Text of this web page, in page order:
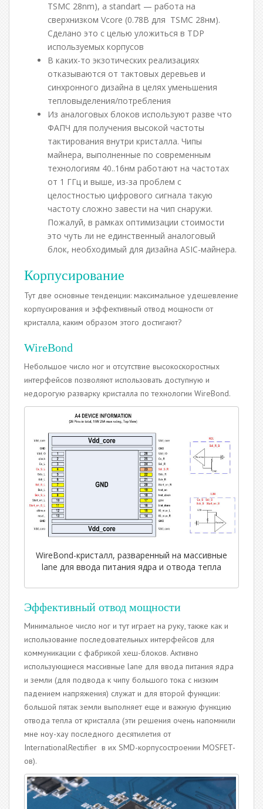
TSMC 28nm), а standart — работа на
сверхнизком Vcore (0.78В для TSMC 28нм).
Сделано это с целью уложиться в TDP
используемых корпусов
В каких-то экзотических реализациях
отказываются от тактовых деревьев и
синхронного дизайна в целях уменьшения
тепловыделения/потребления
Из аналоговых блоков используют разве что
ФАПЧ для получения высокой частоты
тактирования внутри кристалла. Чипы
майнера, выполненные по современным
технологиям 40..16нм работают на частотах
от 1 ГГц и выше, из-за проблем с
целостностью цифрового сигнала такую
частоту сложно завести на чип снаружи.
Пожалуй, в рамках оптимизации стоимости
это чуть ли не единственный аналоговый
блок, необходимый для дизайна ASIC-майнера.
Корпусирование
Тут две основные тенденции: максимальное удешевление
корпусирования и эффективный отвод мощности от
кристалла, каким образом этого достигают?
WireBond
Небольшое число ног и отсутствие высокоскоростных
интерфейсов позволяют использовать доступную и
недорогую разварку кристалла по технологии WireBond.
WireBond-кристалл, разваренный на массивные
lane для ввода питания ядра и отвода тепла
Эффективный отвод мощности
Минимальное число ног и тут играет на руку, также как и
использование последовательных интерфейсов для
коммуникации с фабрикой хеш-блоков. Активно
использующиеся массивные lane для ввода питания ядра
и земли (для подвода к чипу большого тока с низким
падением напряжения) служат и для второй функции:
большой пятак земли выполняет еще и важную функцию
отвода тепла от кристалла (эти решения очень напомнили
мне ноу-хау последного десятилетия от
InternationalRectifier в их SMD-корпусостроении MOSFET-
ов).